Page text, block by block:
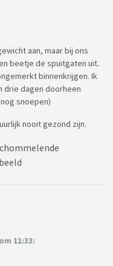
aan, maar bij ons
beetje de spuitgaten uit.
binnenkrijgen. Ik
drie dagen doorheen
snoepen)
nooit gezond zijn.
11:33: